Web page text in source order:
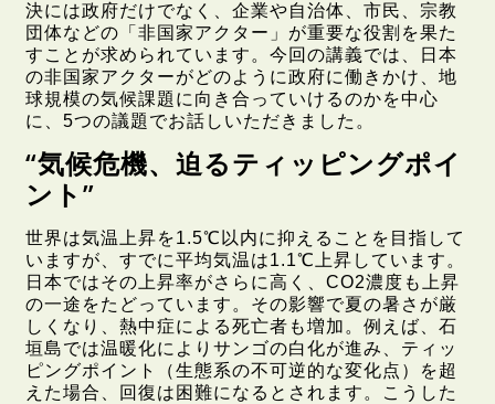
決には政府だけでなく、企業や自治体、市民、宗教
団体などの「非国家アクター」が重要な役割を果た
すことが求められています。今回の講義では、日本
の非国家アクターがどのように政府に働きかけ、地
球規模の気候課題に向き合っていけるのかを中心
に、5つの議題でお話しいただきました。
“気候危機、迫るティッピングポイ
ント”
世界は気温上昇を1.5℃以内に抑えることを目指して
いますが、すでに平均気温は1.1℃上昇しています。
日本ではその上昇率がさらに高く、CO2濃度も上昇
の一途をたどっています。その影響で夏の暑さが厳
しくなり、熱中症による死亡者も増加。例えば、石
垣島では温暖化によりサンゴの白化が進み、ティッ
ピングポイント（生態系の不可逆的な変化点）を超
えた場合、回復は困難になるとされます。こうした